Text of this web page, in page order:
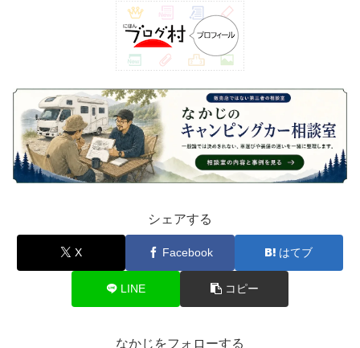
シェアする
X Facebook はてブ
LINE コピー
なかじをフォローする